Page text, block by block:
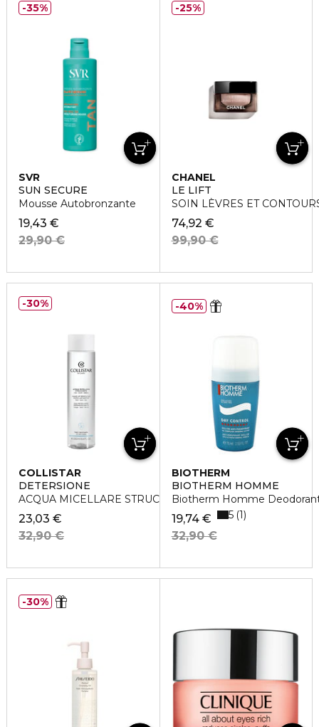
SVR
SUN SECURE
Mousse Autobronzante
19,43 €
29,90 €
35%
CHANEL
LE LIFT
SOIN LÈVRES ET
74,92 €
99,90 €
25%
COLLISTAR
DETERSIONE
ACQUA MICELLARE STRUCC 250ML
23,03 €
32,90 €
30%
BIOTHERM
BIOTHERM HOMME
Biotherm Homme
19,74 €
32,90 €
5 1
40%
30%